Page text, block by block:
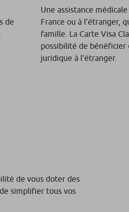
de
Une assistance
France ou à l’étranger,
famille. La Carte Visa
possibilité de bénéficier
juridique à l’étranger.
de vous doter des
simplifier tous vos